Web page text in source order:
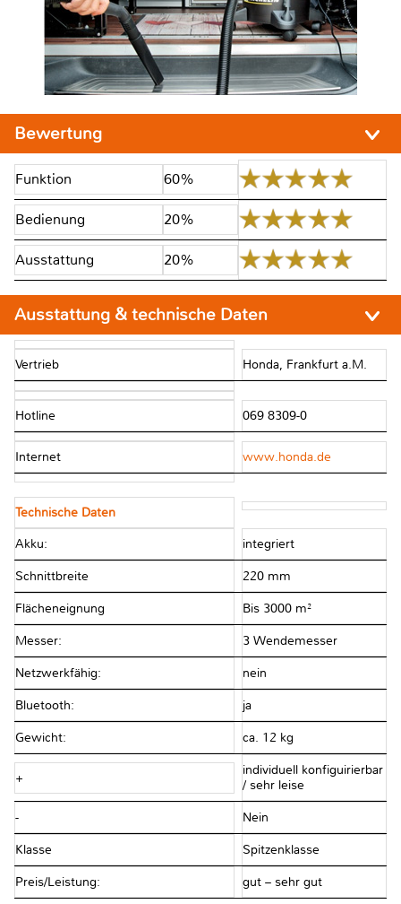
Bewertung
Funktion 60%
Bedienung 20%
Ausstattung 20%
Ausstattung & technische Daten
Vertrieb Honda, Frankfurt a.M.
Hotline 069 8309-0
Internet www.honda.de
Technische Daten
Akku: integriert
Schnittbreite 220 mm
Flächeneignung Bis 3000 m²
Messer: 3 Wendemesser
Netzwerkfähig: nein
Bluetooth: ja
Gewicht: ca. 12 kg
+
individuell konfiguirierbar
/ sehr leise
- Nein
Klasse Spitzenklasse
Preis/Leistung: gut – sehr gut